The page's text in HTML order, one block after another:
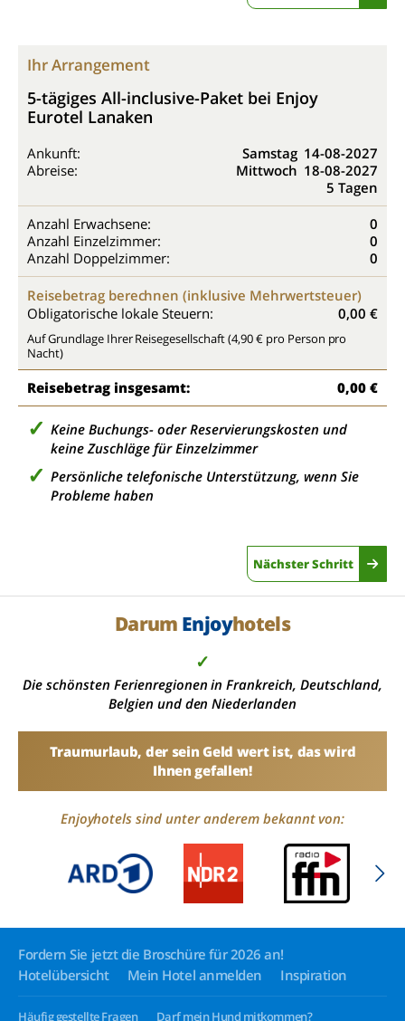
Ihr Arrangement
5-tägiges All-inclusive-Paket bei Enjoy
Eurotel Lanaken
Ankunft: Samstag 14-08-2027
Abreise:
Mittwoch 18-08-2027
5 Tagen
Anzahl Erwachsene:
0
Anzahl Einzelzimmer:
0
Anzahl Doppelzimmer:
0
Reisebetrag berechnen (inklusive Mehrwertsteuer)
Obligatorische lokale Steuern:
0,00 €
Auf Grundlage Ihrer Reisegesellschaft (4,90 € pro Person pro
Nacht)
Reisebetrag insgesamt: 0,00 €
Keine Buchungs- oder Reservierungskosten und
keine Zuschläge für Einzelzimmer
Persönliche telefonische Unterstützung, wenn Sie
Probleme haben
Nächster Schritt
Darum Enjoyhotels
✓
Die schönsten Ferienregionen in Frankreich, Deutschland,
Belgien und den Niederlanden
Traumurlaub, der sein Geld wert ist, das wird
Ihnen gefallen!
Enjoyhotels sind unter anderem bekannt von:
Fordern Sie jetzt die Broschüre für 2026 an!
Hotelübersicht
Mein Hotel anmelden Inspiration
Häufig gestellte Fragen Darf mein Hund mitkommen?